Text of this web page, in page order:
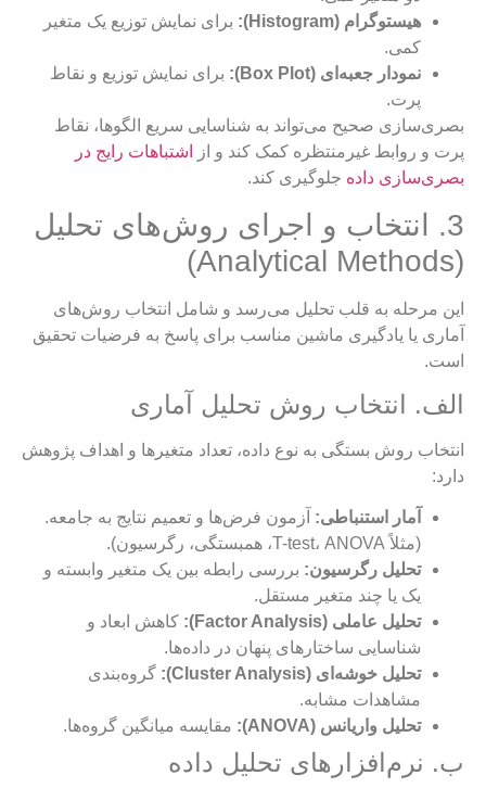
هیستوگرام (Histogram):
برای نمایش توزیع یک متغیر
کمی.
نمودار جعبه‌ای (Box Plot):
برای نمایش توزیع و نقاط
پرت.
بصری‌سازی صحیح می‌تواند به شناسایی سریع الگوها، نقاط
پرت و روابط غیرمنتظره کمک کند و از
اشتباهات رایج در
بصری‌سازی داده جلوگیری کند.
3. انتخاب و اجرای روش‌های تحلیل
(Analytical Methods)
این مرحله به قلب تحلیل می‌رسد و شامل انتخاب روش‌های
آماری یا یادگیری ماشین مناسب برای پاسخ به فرضیات تحقیق
است.
الف. انتخاب روش تحلیل آماری
انتخاب روش بستگی به نوع داده، تعداد متغیرها و اهداف پژوهش
دارد:
آمار استنباطی: آزمون فرض‌ها و تعمیم نتایج به جامعه.
(مثلاً T-test، ANOVA، همبستگی، رگرسیون).
تحلیل رگرسیون: بررسی رابطه بین یک متغیر وابسته و
یک یا چند متغیر مستقل.
تحلیل عاملی (Factor Analysis):
کاهش ابعاد و
شناسایی ساختارهای پنهان در داده‌ها.
تحلیل خوشه‌ای (Cluster Analysis):
گروه‌بندی
مشاهدات مشابه.
تحلیل واریانس (ANOVA):
مقایسه میانگین گروه‌ها.
ب. نرم‌افزارهای تحلیل داده